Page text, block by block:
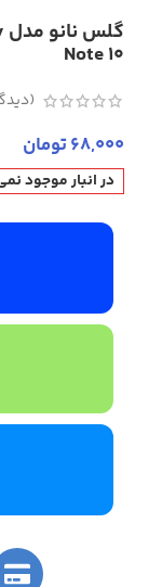
Note 10
68,000تومان
در انبار موجود